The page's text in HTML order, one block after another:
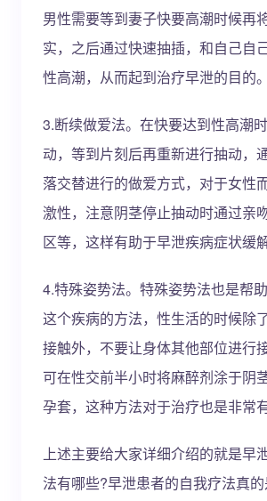
男性需要等到妻子快要高潮时候再
实，之后通过快速抽插，和自己自
性高潮，从而起到治疗早泄的目的。
3.断续做爱法。在快要达到性高潮
动，等到片刻后再重新进行抽动，
落交替进行的做爱方式，对于女性
激性，注意阴茎停止抽动时通过亲
区等，这样有助于早泄疾病症状缓解
4.特殊姿势法。特殊姿势法也是帮
这个疾病的方法，性生活的时候除
接触外，不要让身体其他部位进行
可在性交前半小时将麻醉剂涂于阴
孕套，这种方法对于治疗也是非常
上述主要给大家详细介绍的就是早
法有哪些?早泄患者的自我疗法真